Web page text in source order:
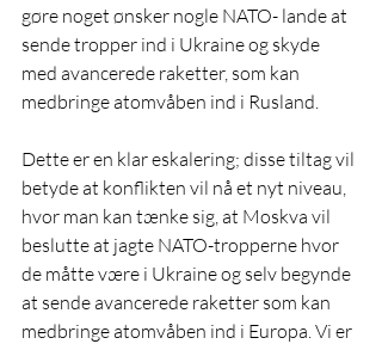
gøre noget ønsker nogle NATO- lande at
sende tropper ind i Ukraine og skyde
med avancerede raketter, som kan
medbringe atomvåben ind i Rusland.
Dette er en klar eskalering; disse tiltag vil
betyde at konflikten vil nå et nyt niveau,
hvor man kan tænke sig, at Moskva vil
beslutte at jagte NATO-tropperne hvor
de måtte være i Ukraine og selv begynde
at sende avancerede raketter som kan
medbringe atomvåben ind i Europa. Vi er